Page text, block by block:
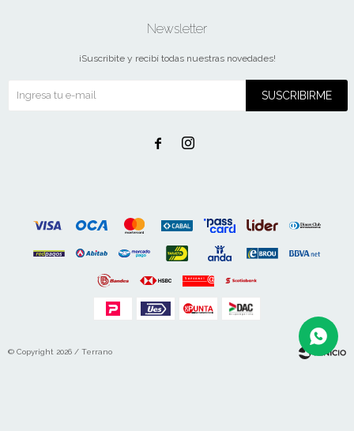
Newsletter
¡Suscribite y recibí todas nuestras novedades!
SUSCRIBIRME
 
© Copyright 2026 / Terrano